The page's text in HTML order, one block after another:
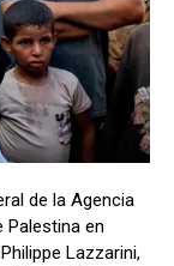
de la Agencia
Palestina en
Lazzarini,